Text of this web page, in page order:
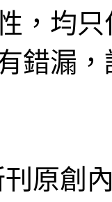
，均
錯漏
刊原創